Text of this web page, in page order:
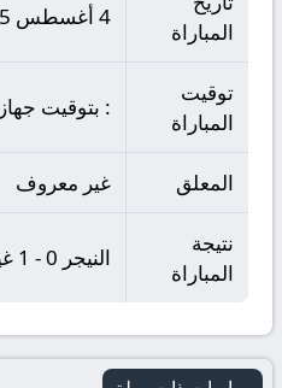
المباراة
4 أغسطس 2025
توقيت
المباراة
: بتوقيت
المعلق غير معروف
نتيجة
المباراة
النيجر 0 - 1 غينيا